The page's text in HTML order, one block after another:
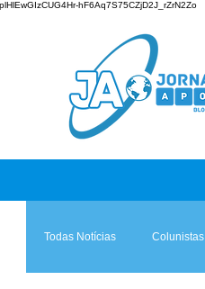
hF6Aq7S75CZjD2J_rZrN2Zo
Todas Notícias Colunistas